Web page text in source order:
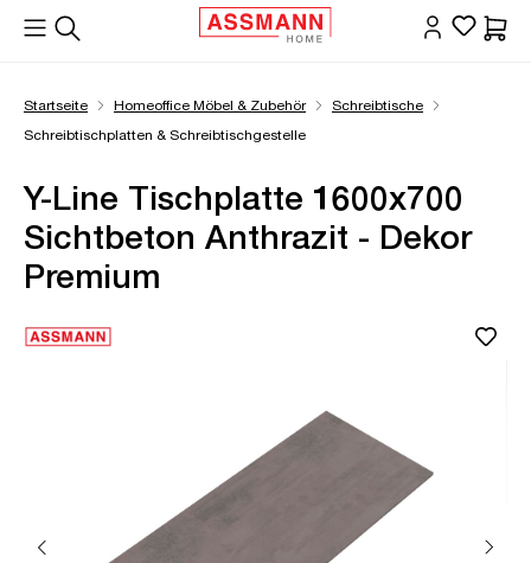
springen
Startseite Homeoffice Möbel & Zubehör
Schreibtische
Schreibtischplatten & Schreibtischgestelle
Y-Line Tischplatte 1600x700
Sichtbeton Anthrazit - Dekor
Premium